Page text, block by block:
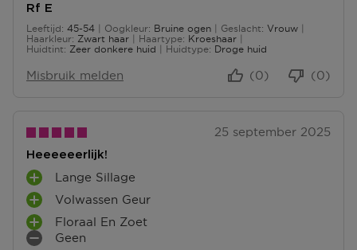
Rf E
Leeftijd
45 tot 5445-54 Oogkleur Bruine ogen Geslacht
Vrouw
Haarkleur
Zwart haar Haartype
Kroeshaar
Huidtint
Zeer donkere huid Huidtype Droge huid
Misbruik melden (0)
(0)
25 september 2025
Heeeeeerlijk!
P
L
U
S
Lange Sillage
P
L
U
Volwassen Geur
P
L
Floraal En Zoet
M
Geen